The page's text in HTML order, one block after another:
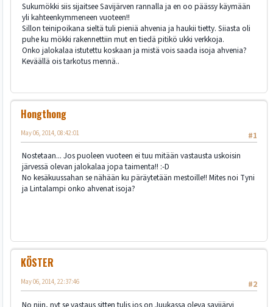
Sukumökki siis sijaitsee Savijärven rannalla ja en oo päässy käymään
yli kahteenkymmeneen vuoteen!!
Sillon teinipoikana sieltä tuli pieniä ahvenia ja haukii tietty. Siiasta oli
puhe ku mökki rakennettiin mut en tiedä pitikö ukki verkkoja.
Onko jalokalaa istutettu koskaan ja mistä vois saada isoja ahvenia?
Keväällä ois tarkotus mennä..
Hongthong
#1
May 06, 2014, 08:42:01
Nostetaan... Jos puoleen vuoteen ei tuu mitään vastausta uskoisin
järvessä olevan jalokalaa jopa taimenta!! :-D
No kesäkuussahan se nähään ku päräytetään mestoille!! Mites noi Tyni
ja Lintalampi onko ahvenat isoja?
KÖSTER
#2
May 06, 2014, 22:37:46
No niin, nyt se vastaus sitten tulis jos on Juukassa oleva savijärvi